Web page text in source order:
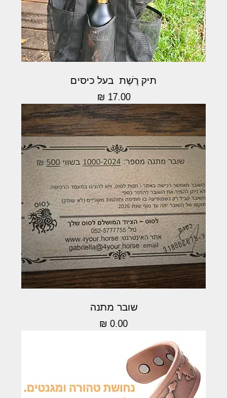
תיק רֶשֶׁת בעל כיסים
מחיר‏17.00 ‏₪
שובר מתנה
מחיר